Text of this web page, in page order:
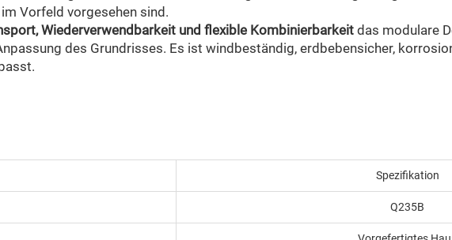
Vorfeld vorgesehen sind.
Wiederverwendbarkeit und flexible Kombinierbarkeit das modulare
des Grundrisses. Es ist windbeständig, erdbebensicher,
Spezifikation
Q235B